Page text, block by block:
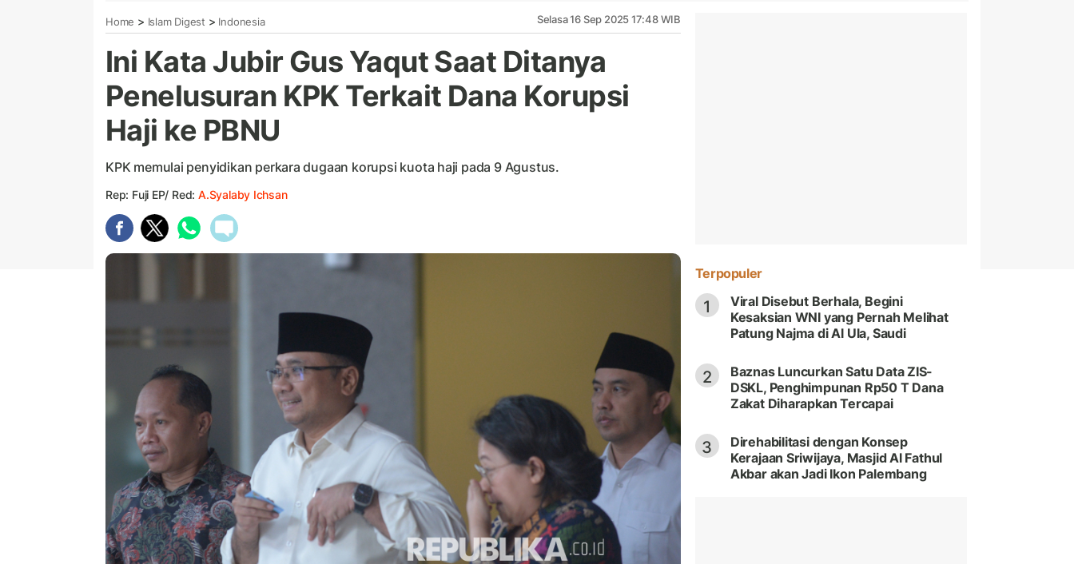
Home > Islam Digest > Indonesia Selasa 16 Sep 2025 17:48 WIB
Ini Kata Jubir Gus Yaqut Saat Ditanya
Penelusuran KPK Terkait Dana Korupsi
Haji ke PBNU
KPK memulai penyidikan perkara dugaan korupsi kuota haji pada 9 Agustus.
Rep: Fuji EP/ Red:A.Syalaby Ichsan
Terpopuler
1
Viral Disebut Berhala, Begini
Kesaksian WNI yang Pernah Melihat
Patung Najma di Al Ula, Saudi
2
Baznas Luncurkan Satu Data ZIS-
DSKL, Penghimpunan Rp50 T Dana
Zakat Diharapkan Tercapai
3
Direhabilitasi dengan Konsep
Kerajaan Sriwijaya, Masjid Al Fathul
Akbar akan Jadi Ikon Palembang